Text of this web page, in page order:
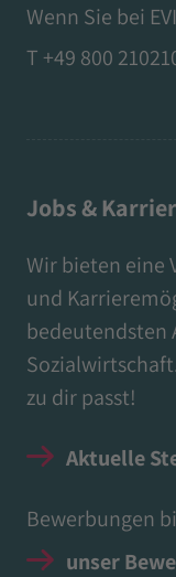
Wenn Sie bei
T +49 800
Jobs &
Wir bieten eine
und
bedeutendsten
zu dir passt!
Aktuelle
Bewerbungen
unser